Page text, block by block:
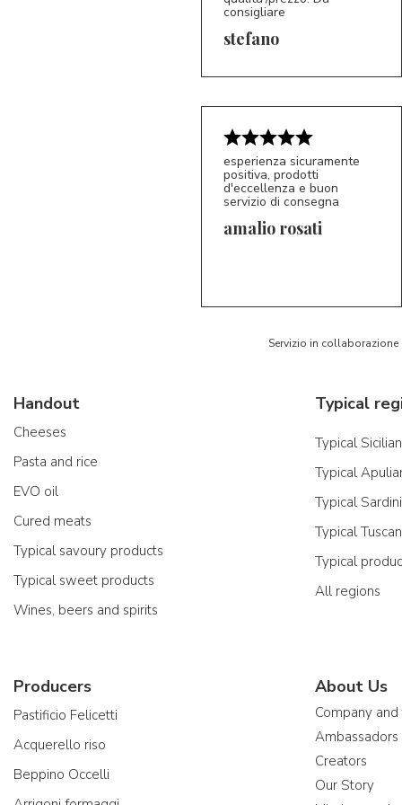
S*
consigliare
stefano
esperienza sicuramente
positiva, prodotti
d'eccellenza e buon
servizio di consegna
amalio rosati
Servizio in
Handout
Cheeses
Pasta and rice
EVO oil
Cured meats
Typical savoury products
Typical sweet products
Wines, beers and spirits
Typical
Typical
Typical
Typical
Typical
Typical
All regions
Producers
Pastificio Felicetti
Acquerello riso
Beppino Occelli
About Us
Company
Ambassadors
Creators
Our Story